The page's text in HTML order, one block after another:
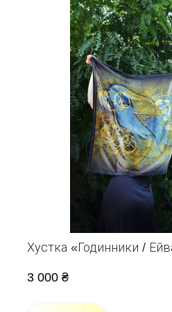
Хустка «Годинники /
3 000 ₴